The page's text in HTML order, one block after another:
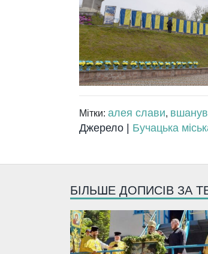
Мітки: алея слави,
Джерело | Бучацька
БІЛЬШЕ ДОПИСІВ ЗА